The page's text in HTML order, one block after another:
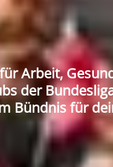
Arbeit,
der
Bündnis für